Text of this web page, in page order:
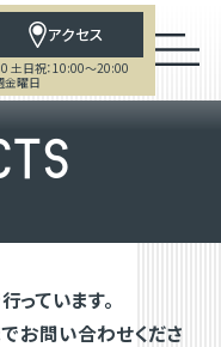
アクセス
土日祝：10:00～20:00
金曜日
TS
ています。
お問い合わせくださ